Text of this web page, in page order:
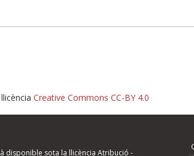
d'errors
Creative Commons CC-BY 4.0
disponible sota la llicència Atribució -